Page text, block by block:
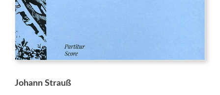
Johann Strauß